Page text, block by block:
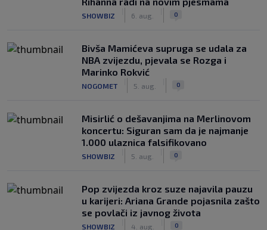
SHOWBIZ 6. aug. 0
Bivša Mamićeva supruga se udala za
NBA zvijezdu, pjevala se Rozga i
Marinko Rokvić
NOGOMET 5. aug. 0
Misirlić o dešavanjima na Merlinovom
koncertu: Siguran sam da je najmanje
1.000 ulaznica falsifikovano
SHOWBIZ 5. aug. 0
Pop zvijezda kroz suze najavila pauzu
u karijeri: Ariana Grande pojasnila zašto
se povlači iz javnog života
SHOWBIZ 4. aug. 0